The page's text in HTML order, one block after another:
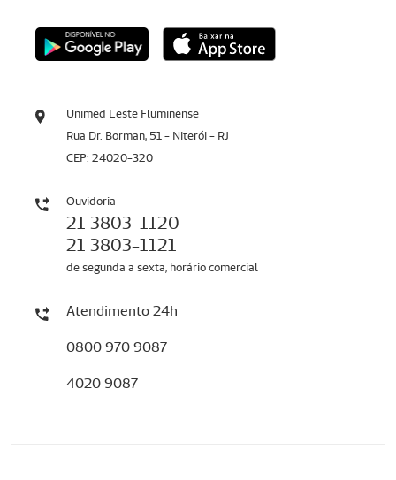
Unimed Leste Fluminense
Rua Dr. Borman, 51 - Niterói - RJ
CEP: 24020-320
Ouvidoria
21 3803-1120
21 3803-1121
de segunda a sexta, horário comercial
Atendimento 24h
0800 970 9087
4020 9087